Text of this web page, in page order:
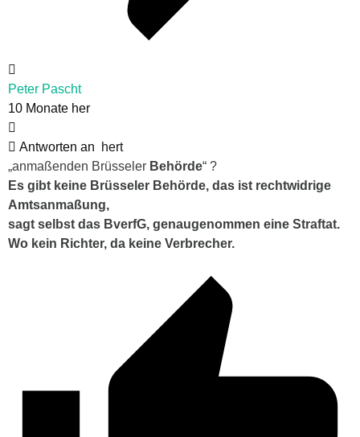
Peter Pascht
10 Monate her
Antworten an
hert
„anmaßenden Brüsseler Behörde“ ?
Es gibt keine Brüsseler Behörde, das ist rechtwidrige
Amtsanmaßung,
sagt selbst das BverfG, genaugenommen eine Straftat.
Wo kein Richter, da keine Verbrecher.